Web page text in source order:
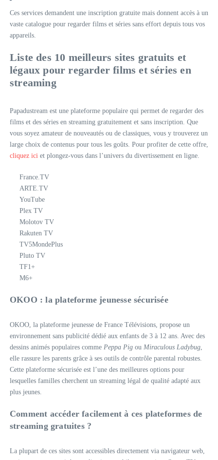
Ces services demandent une inscription gratuite mais donnent accès à un
vaste catalogue pour regarder films et séries sans effort depuis tous vos
appareils.
Liste des 10 meilleurs sites gratuits et
légaux pour regarder films et séries en
streaming
Papadustream est une plateforme populaire qui permet de regarder des
films et des séries en streaming gratuitement et sans inscription. Que
vous soyez amateur de nouveautés ou de classiques, vous y trouverez un
large choix de contenus pour tous les goûts. Pour profiter de cette offre,
cliquez ici et plongez-vous dans l’univers du divertissement en ligne.
France.TV
ARTE.TV
YouTube
Plex TV
Molotov TV
Rakuten TV
TV5MondePlus
Pluto TV
TF1+
M6+
OKOO : la plateforme jeunesse sécurisée
OKOO, la plateforme jeunesse de France Télévisions, propose un
environnement sans publicité dédié aux enfants de 3 à 12 ans. Avec des
dessins animés populaires comme Peppa Pig ou Miraculous Ladybug,
elle rassure les parents grâce à ses outils de contrôle parental robustes.
Cette plateforme sécurisée est l’une des meilleures options pour
lesquelles familles cherchent un streaming légal de qualité adapté aux
plus jeunes.
Comment accéder facilement à ces plateformes de
streaming gratuites ?
La plupart de ces sites sont accessibles directement via navigateur web,